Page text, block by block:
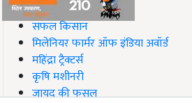
#Top on Krishi Jagran
सफल किसान
मिलेनियर फार्मर ऑफ इंडिया अवॉर्ड
महिंद्रा ट्रैक्टर्स
कृषि मशीनरी
जायद की फसल